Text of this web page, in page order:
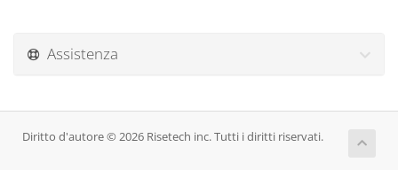
Assistenza
Diritto d'autore © 2026 Risetech inc. Tutti i diritti riservati.